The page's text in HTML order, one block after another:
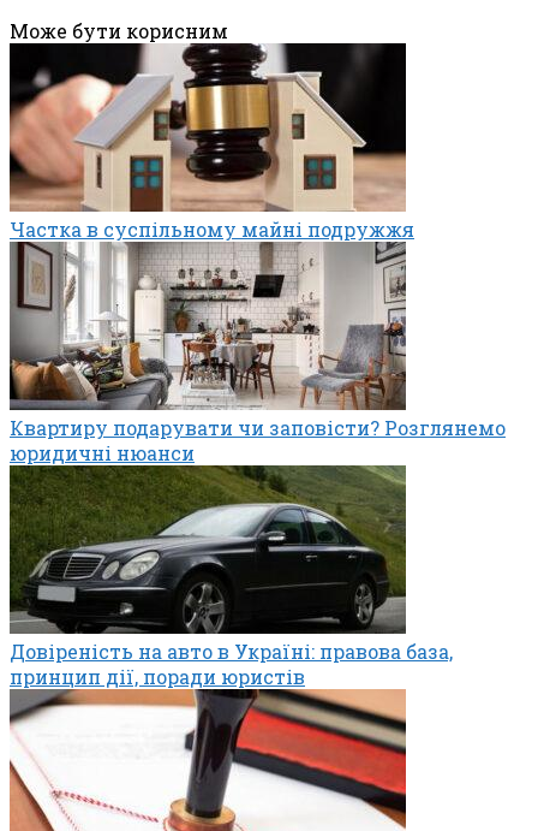
Може бути корисним
Частка в суспільному майні подружжя
Квартиру подарувати чи заповісти? Розглянемо
юридичні нюанси
Довіреність на авто в Україні: правова база,
принцип дії, поради юристів